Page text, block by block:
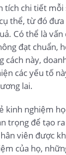
tích chi tiết mỗi
thể, từ đó
Có thể là
đạt chuẩn,
cách này,
các yếu tố
lai.
kinh nghiệm
trọng để tạo
viên được
của họ,